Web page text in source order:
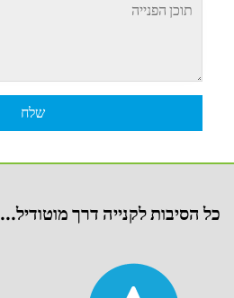
כל הסיבות לקנייה דרך מוטודיל...